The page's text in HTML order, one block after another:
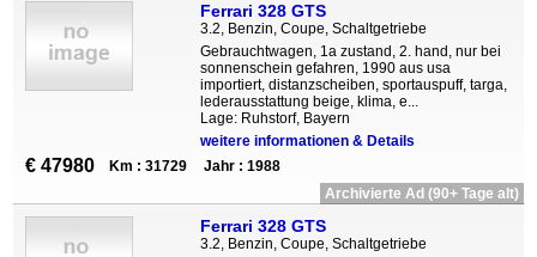
Ferrari 328 GTS
3.2, Benzin, Coupe, Schaltgetriebe
Gebrauchtwagen, 1a zustand, 2. hand, nur bei
sonnenschein gefahren, 1990 aus usa
importiert, distanzscheiben, sportauspuff, targa,
lederausstattung beige, klima, e...
Lage: Ruhstorf, Bayern
weitere informationen & Details
€ 47980 Km : 31729
Jahr : 1988
Archivierte Ad (90+ Tage alt)
Ferrari 328 GTS
3.2, Benzin, Coupe, Schaltgetriebe